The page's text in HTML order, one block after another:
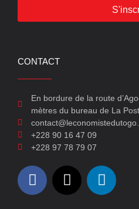
CONTACT
En bordure de la route
mètres du bureau de La
+228 90 16 47 09
+228 97 78 79 07